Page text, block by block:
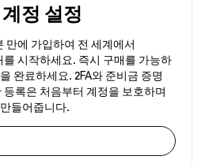
정 설정
만에 가입하여 전 세계에서
시작하세요. 즉시 구매를 가능하
완료하세요. 2FA와 준비금 증명
록은 처음부터 계정을 보호하며
들어줍니다.